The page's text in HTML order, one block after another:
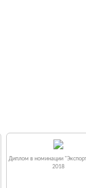
Диплом в номинации
2018